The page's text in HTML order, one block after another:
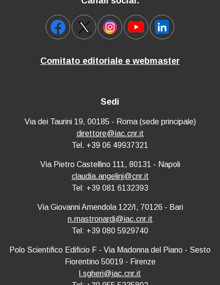
Comitato editoriale e webmaster
Sedi
Via dei Taurini 19, 00185 - Roma (sede principale)
direttore@iac.cnr.it
Tel. +39 06 49937321
Via Pietro Castellino 111, 80131 - Napoli
claudia.angelini@cnr.it
Tel: +39 081 6132393
Via Giovanni Amendola 122/I, 70126 - Bari
n.mastronardi@iac.cnr.it
Tel: +39 080 5929740
Polo Scientifico Edificio F - Via Madonna del Piano - Sesto
Fiorentino 50019 - Firenze
l.sgheri@iac.cnr.it